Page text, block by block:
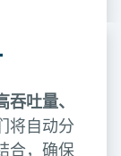
吞吐量、
将自动分
合，确保